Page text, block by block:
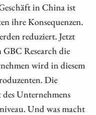
in China ist
ihre Konsequenzen.
reduziert. Jetzt
Research die
wird in diesem
Die
Unternehmens
Und was macht